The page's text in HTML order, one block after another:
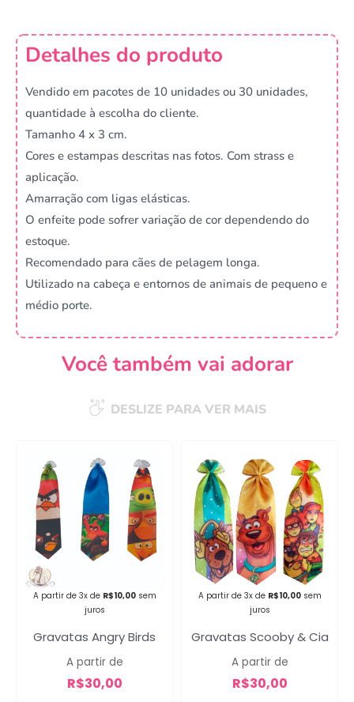
Detalhes do produto
Vendido em pacotes de 10 unidades ou 30 unidades,
quantidade à escolha do cliente.
Tamanho 4 x 3 cm.
Cores e estampas descritas nas fotos. Com strass e
aplicação.
Amarração com ligas elásticas.
O enfeite pode sofrer variação de cor dependendo do
estoque.
Recomendado para cães de pelagem longa.
Utilizado na cabeça e entornos de animais de pequeno e
médio porte.
Você também vai adorar
DESLIZE PARA VER MAIS
A partir de 3x de R$10,00 sem
juros
Gravatas Angry Birds
A partir de
R$30,00
A partir de 3x de R$10,00 sem
juros
Gravatas Scooby & Cia
A partir de
R$30,00
Campanha lançada com
sucesso!